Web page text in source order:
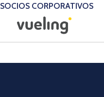
SOCIOS CORPORATIVOS